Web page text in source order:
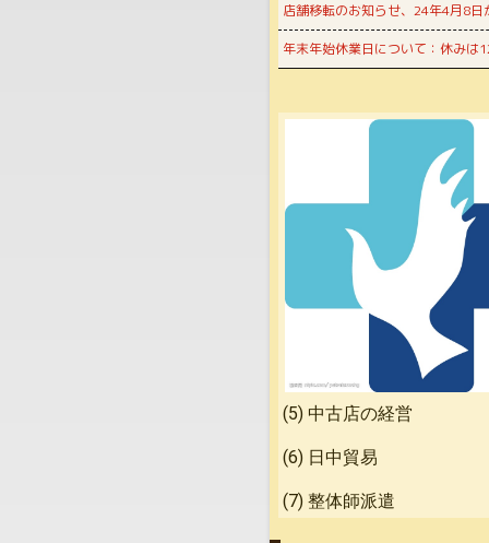
店舗移転のお知らせ、24年4月8
年末年始休業日について：休みは
(5) 中古店の経営
(6) 日中貿易
(7) 整体師派遣